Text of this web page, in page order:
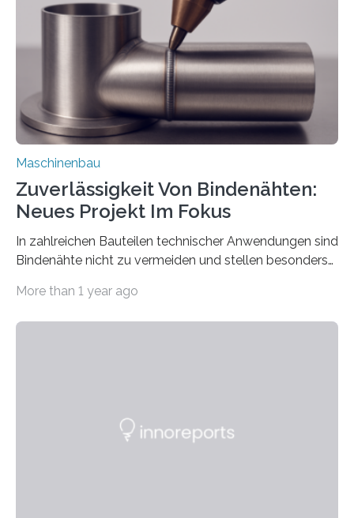
besser in spezifische Unternehmensprozesse
einzubinden. Sankt Augustin – Zur Messe FACHPACK
vom 23. bis 25. September in Nürnberg…
Maschinenbau
Zuverlässigkeit Von Bindenähten:
Neues Projekt Im Fokus
In zahlreichen Bauteilen technischer Anwendungen sind
Bindenähte nicht zu vermeiden und stellen besonders
Matrixmaterials eine große Herausforderung dar.
Durch den verstärkten Einsatz von Rezyklaten
More than 1 year ago